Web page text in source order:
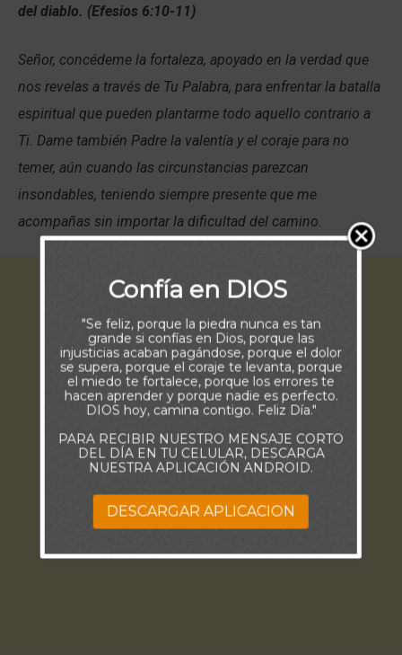
del diablo. (Efesios 6:10-11)
Señor, concédeme la fortaleza, apoyado en la verdad que
nos revelas a través de Tu Palabra, para enfrentar la batalla
espiritual que pueden plantarme todo aquello contrario a
Ti. Dame también Padre la valentía y el coraje para no
temer, aún cuando las circunstancias parezcan
insondables, teniendo siempre presente que me
acompañas sin importar la dificultad del camino.
Confía en DIOS
"Se feliz, porque la piedra nunca es tan
grande si confías en Dios, porque las
injusticias acaban pagándose, porque el dolor
se supera, porque el coraje te levanta, porque
el miedo te fortalece, porque los errores te
hacen aprender y porque nadie es perfecto.
DIOS hoy, camina contigo. Feliz Día."
PARA RECIBIR NUESTRO MENSAJE CORTO
DEL DÍA EN TU CELULAR, DESCARGA
NUESTRA APLICACIÓN ANDROID.
DESCARGAR APLICACION